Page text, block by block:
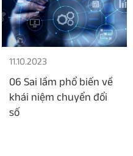
11.10.2023
06 Sai lầm phổ biến về
khái niệm chuyển đổi
số